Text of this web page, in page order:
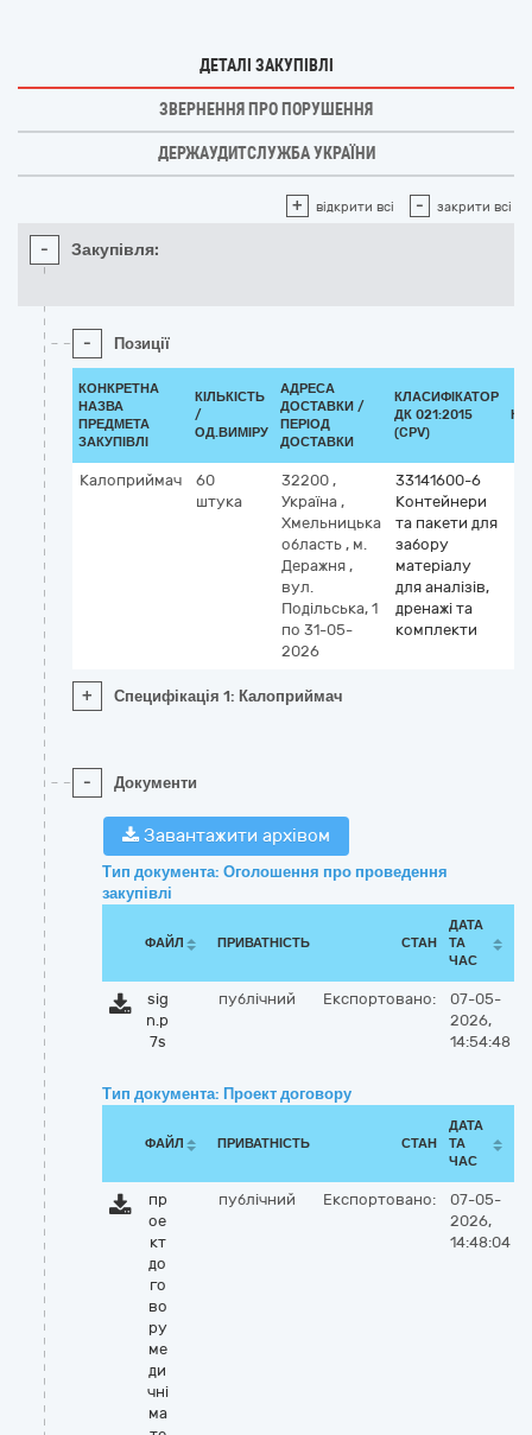
ДЕТАЛІ ЗАКУПІВЛІ
ЗВЕРНЕННЯ ПРО ПОРУШЕННЯ
ДЕРЖАУДИТСЛУЖБА УКРАЇНИ
+ відкрити всі - закрити всі
- Закупівля:
- Позиції
КОНКРЕТНА
НАЗВА
ПРЕДМЕТА
ЗАКУПІВЛІ
КІЛЬКІСТЬ
/
ОД.ВИМІРУ
АДРЕСА
ДОСТАВКИ /
ПЕРІОД
ДОСТАВКИ
КЛАСИФІКАТОР
ДК 021:2015
(CPV)
Калоприймач
60
штука
32200 ,
Україна ,
Хмельницька
область , м.
Деражня ,
вул.
Подільська, 1
по 31-05-
2026
33141600-6
Контейнери
та пакети для
забору
матеріалу
для аналізів,
дренажі та
комплекти
+ Специфікація 1: Калоприймач
- Документи
Завантажити архівом
Тип документа: Оголошення про проведення
закупівлі
ФАЙЛ ПРИВАТНІСТЬ СТАН
ДАТА
ТА
ЧАС
sig
n.p
7s
публічний Експортовано:
07-05-
2026,
14:54:48
Тип документа: Проект договору
ФАЙЛ ПРИВАТНІСТЬ СТАН
ДАТА
ТА
ЧАС
пр
ое
кт
до
го
во
ру
ме
ди
чні
ма
публічний Експортовано:
07-05-
2026,
14:48:04